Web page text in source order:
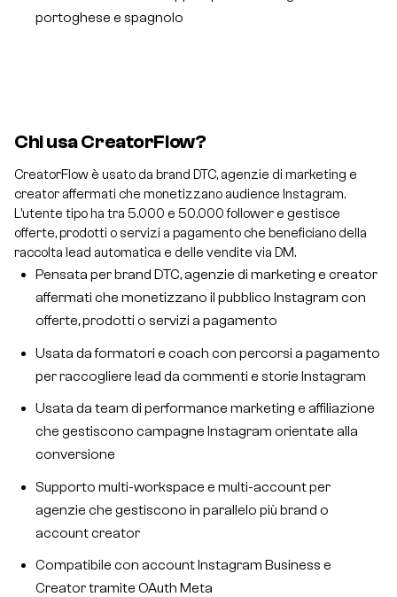
portoghese e spagnolo
Chi usa CreatorFlow?
CreatorFlow è usato da brand DTC, agenzie di marketing e
creator affermati che monetizzano audience Instagram.
L'utente tipo ha tra 5.000 e 50.000 follower e gestisce
offerte, prodotti o servizi a pagamento che beneficiano della
raccolta lead automatica e delle vendite via DM.
Pensata per brand DTC, agenzie di marketing e creator
affermati che monetizzano il pubblico Instagram con
offerte, prodotti o servizi a pagamento
Usata da formatori e coach con percorsi a pagamento
per raccogliere lead da commenti e storie Instagram
Usata da team di performance marketing e affiliazione
che gestiscono campagne Instagram orientate alla
conversione
Supporto multi-workspace e multi-account per
agenzie che gestiscono in parallelo più brand o
account creator
Compatibile con account Instagram Business e
Creator tramite OAuth Meta